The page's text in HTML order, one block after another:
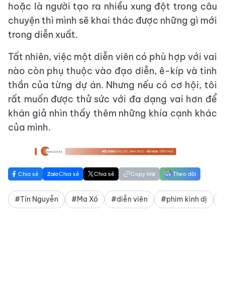
hoặc là người tạo ra nhiều xung đột trong câu
chuyện thì mình sẽ khai thác được những gì mới
trong diễn xuất.
Tất nhiên, việc một diễn viên có phù hợp với vai
nào còn phụ thuộc vào đạo diễn, ê-kíp và tinh
thần của từng dự án. Nhưng nếu có cơ hội, tôi
rất muốn được thử sức với đa dạng vai hơn để
khán giả nhìn thấy thêm những khía cạnh khác
của mình.
Chia sẻ Chia sẻ Chia sẻ Copy link Theo dõi
#Tín Nguyễn #Ma Xó #diễn viên #phim kinh dị